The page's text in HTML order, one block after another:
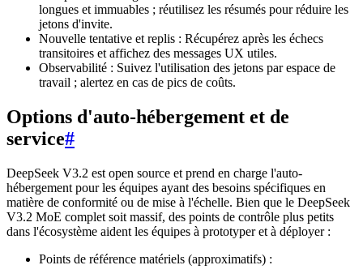
longues et immuables ; réutilisez les résumés pour réduire les
jetons d'invite.
Nouvelle tentative et replis : Récupérez après les échecs
transitoires et affichez des messages UX utiles.
Observabilité : Suivez l'utilisation des jetons par espace de
travail ; alertez en cas de pics de coûts.
Options d'auto-hébergement et de
service#
DeepSeek V3.2 est open source et prend en charge l'auto-
hébergement pour les équipes ayant des besoins spécifiques en
matière de conformité ou de mise à l'échelle. Bien que le DeepSeek
V3.2 MoE complet soit massif, des points de contrôle plus petits
dans l'écosystème aident les équipes à prototyper et à déployer :
Points de référence matériels (approximatifs) :